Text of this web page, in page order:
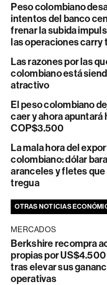
Peso colombiano
intentos del banco
frenar la subida
las operaciones carry
Las razones por las
colombiano está
atractivo
El peso colombiano
caer y ahora apuntará
COP$3.500
La mala hora del
colombiano: dólar
aranceles y fletes que
tregua
OTRAS NOTICIAS
MERCADOS
Berkshire recompra
propias por
tras elevar sus
operativas